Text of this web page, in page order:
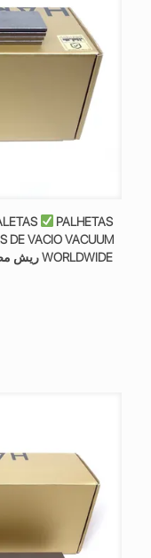
PALHETAS
DE VACIO VACUUM